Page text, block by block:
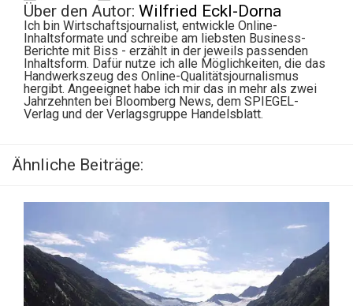
Über den Autor: Wilfried Eckl-Dorna
Ich bin Wirtschaftsjournalist, entwickle Online-
Inhaltsformate und schreibe am liebsten Business-
Berichte mit Biss - erzählt in der jeweils passenden
Inhaltsform. Dafür nutze ich alle Möglichkeiten, die das
Handwerkszeug des Online-Qualitätsjournalismus
hergibt. Angeeignet habe ich mir das in mehr als zwei
Jahrzehnten bei Bloomberg News, dem SPIEGEL-
Verlag und der Verlagsgruppe Handelsblatt.
Ähnliche Beiträge: